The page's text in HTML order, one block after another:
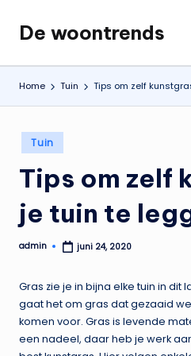
de
inhoud
De woontrends
Interieur
en
lifestyle
Home Tuin Tips om zelf
Geplaatst
in
Tuin
Tips om zelf
je tuin te
Geplaatst
admin juni 24, 2020
Gras zie je in bijna elke tuin in dit
gaat het om gras dat gezaaid
komen voor. Gras is levende
een nadeel, daar heb je werk